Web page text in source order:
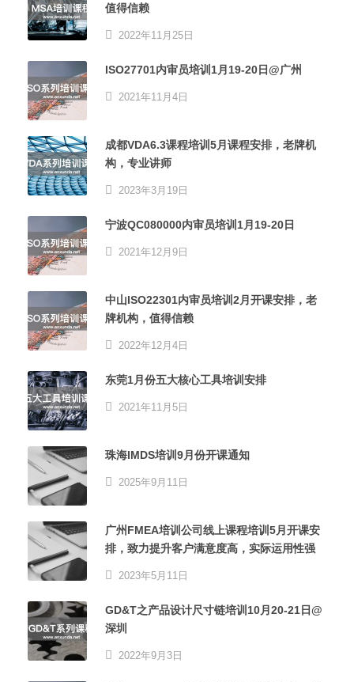
值得信赖
2022年11月25日
ISO27701内审员培训1月19-20日@广州
2021年11月4日
成都VDA6.3课程培训5月课程安排，老牌机
构，专业讲师
2023年3月19日
宁波QC080000内审员培训1月19-20日
2021年12月9日
中山ISO22301内审员培训2月开课安排，老
牌机构，值得信赖
2022年12月4日
东莞1月份五大核心工具培训安排
2021年11月5日
珠海IMDS培训9月份开课通知
2025年9月11日
广州FMEA培训公司线上课程培训5月开课安
排，致力提升客户满意度高，实际运用性强
2023年5月11日
GD&T之产品设计尺寸链培训10月20-21日@
深圳
2022年9月3日